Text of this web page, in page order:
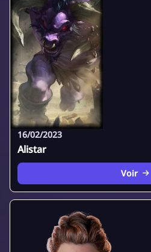
16/02/2023
Alistar
Voir